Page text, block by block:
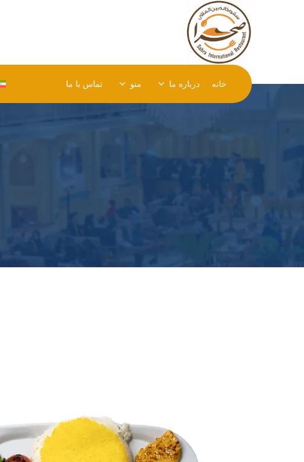
خانه درباره ما منو تماس با ما